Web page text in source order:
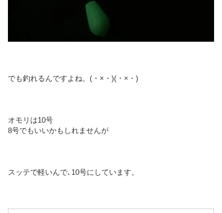
でも釣れるんですよね。(・×・)(・×・)
オモリは10号
8号でもいいかもしれませんが
スッテで軽いんで､10号にしています。